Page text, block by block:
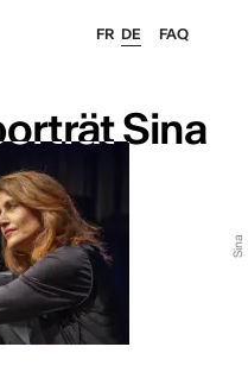
FAQ
FR DE
Sina
Sina
Sina